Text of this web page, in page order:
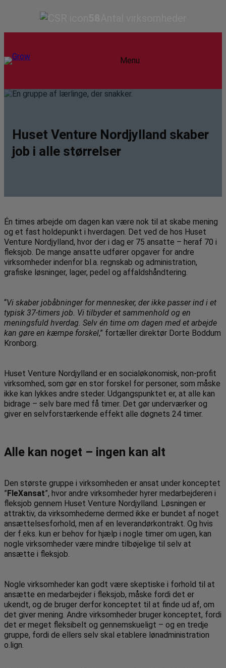
Menu
Huset Venture Nordjylland skaber
job i alle størrelser
Én times arbejde om dagen kan være nok til at skabe mening
og et fast holdepunkt i hverdagen. Det ved de hos Huset
Venture Nordjylland, hvor der i dag er 75 ansatte – heraf 70 i
fleksjob. De mange ansatte udfører opgaver for andre
virksomheder indenfor bl.a. regnskab og administration,
grafiske løsninger, lager, pedel og affaldshåndtering.
“Vi skaber jobåbninger for mennesker, der ikke passer ind i et
typisk 37-timers job. Vi tilbyder et sammenhold og en
meningsfuld hverdag. Selv én time om dagen med et arbejde
kan gøre en kæmpe forskel,” fortæller direktør Dorte Boddum
Kronborg.
Huset Venture Nordjylland er en socialøkonomisk, non-profit
virksomhed, som gør en stor forskel for personer, som måske
ikke kan lykkes andre steder. Udgangspunktet er, at alle kan
bidrage – selv bare med få timer. Det gør underværker og
giver en selvforstærkende effekt alle døgnets 24 timer.
Alle kan noget – ingen kan alt
Den største gruppe i virksomheden er ansat under konceptet
”FleXansat”, hvor andre virksomheder hyrer medarbejderen i
fleksjob gennem Huset Venture Nordjylland. Løsningen er
attraktiv, da virksomhederne dermed ikke er bundet af noget
ansættelsesforhold, men af en leverandørkontrakt. Og hvis
der f.eks. kun er behov for hjælp i nogle timer om ugen, kan
nogle virksomheder være mindre tilbøjelige til selv at
ansætte i fleksjob.
Nogle virksomheder kan godt være skeptiske i forhold til at
ansætte en medarbejder i fleksjob, måske fordi det er
ukendt, og de bruger derfor konceptet til at finde ud af, om
det giver mening. Andre virksomheder bruger konceptet, fordi
det er meget fleksibelt og gennemskueligt – og en tredje
gruppe, fordi de ellers selv skal etablere lønadministration
o.lign.